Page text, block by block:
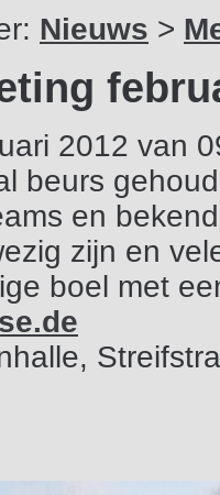
Nieuws >
2012 van
beurs
en
zijn en
boel met